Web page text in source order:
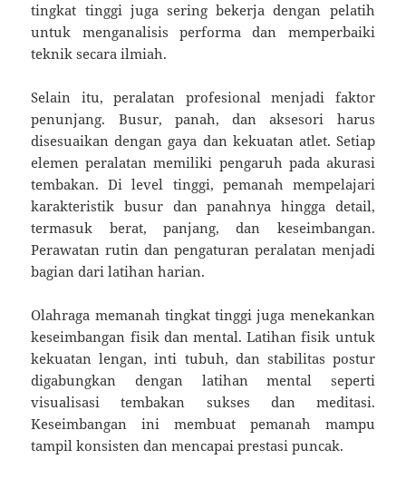
tingkat tinggi juga sering bekerja dengan pelatih
untuk menganalisis performa dan memperbaiki
teknik secara ilmiah.
Selain itu, peralatan profesional menjadi faktor
penunjang. Busur, panah, dan aksesori harus
disesuaikan dengan gaya dan kekuatan atlet. Setiap
elemen peralatan memiliki pengaruh pada akurasi
tembakan. Di level tinggi, pemanah mempelajari
karakteristik busur dan panahnya hingga detail,
termasuk berat, panjang, dan keseimbangan.
Perawatan rutin dan pengaturan peralatan menjadi
bagian dari latihan harian.
Olahraga memanah tingkat tinggi juga menekankan
keseimbangan fisik dan mental. Latihan fisik untuk
kekuatan lengan, inti tubuh, dan stabilitas postur
digabungkan dengan latihan mental seperti
visualisasi tembakan sukses dan meditasi.
Keseimbangan ini membuat pemanah mampu
tampil konsisten dan mencapai prestasi puncak.